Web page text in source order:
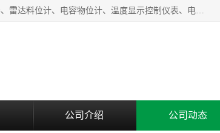
河南新瑞普测控技术有限公司主营：压力变送器、液位变送器、差压变送器、雷达料位计、电容物位计、温度显示控制仪表、电量变送器、流量计、工业自动化系统成套设备。
公司介绍 公司动态